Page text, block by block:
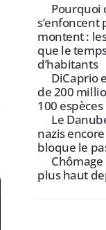
Pourquoi
s’enfoncent
montent :
que le
d’habitants
DiCaprio
de 200
100
Le
nazis
bloque le
plus haut